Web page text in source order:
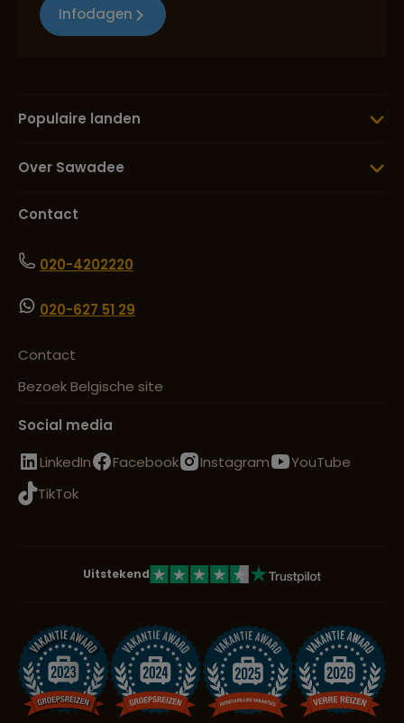
Infodagen
Populaire landen
Over Sawadee
Contact
020-4202220
020-627 51 29
Contact
Bezoek Belgische site
Social media
LinkedIn
Facebook Instagram
YouTube
TikTok
Uitstekend